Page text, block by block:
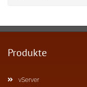
Produkte
vServer